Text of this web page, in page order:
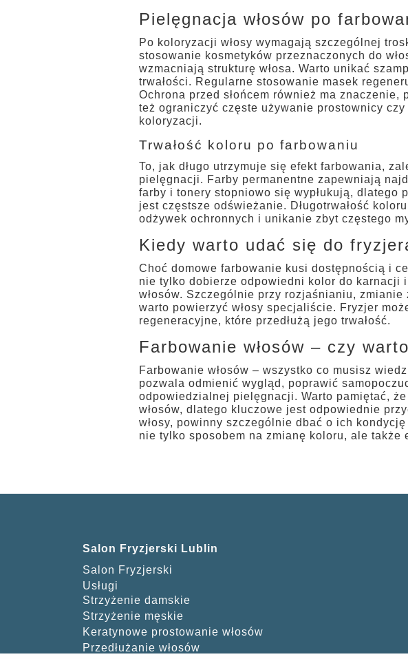
Pielęgnacja włosów po
Po koloryzacji włosy wymagają szczególnej
stosowanie kosmetyków przeznaczonych do
wzmacniają strukturę włosa. Warto unikać
trwałości. Regularne stosowanie masek
Ochrona przed słońcem również ma
też ograniczyć częste używanie prostownicy
koloryzacji.
Trwałość koloru po farbowaniu
To, jak długo utrzymuje się efekt farbowania,
pielęgnacji. Farby permanentne zapewniają
farby i tonery stopniowo się wypłukują,
jest częstsze odświeżanie. Długotrwałość
odżywek ochronnych i unikanie zbyt częstego
Kiedy warto udać się do
Choć domowe farbowanie kusi dostępnością i
nie tylko dobierze odpowiedni kolor do karnacji
włosów. Szczególnie przy rozjaśnianiu,
warto powierzyć włosy specjaliście. Fryzjer
regeneracyjne, które przedłużą jego trwałość.
Farbowanie włosów – czy
Farbowanie włosów – wszystko co musisz
pozwala odmienić wygląd, poprawić
odpowiedzialnej pielęgnacji. Warto pamiętać,
włosów, dlatego kluczowe jest odpowiednie
włosy, powinny szczególnie dbać o ich
nie tylko sposobem na zmianę koloru, ale także
Salon Fryzjerski Lublin
Salon Fryzjerski
Usługi
Strzyżenie damskie
Strzyżenie męskie
Keratynowe prostowanie włosów
Przedłużanie włosów